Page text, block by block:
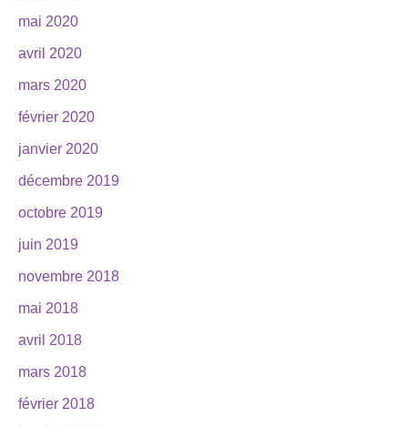
mai 2020
avril 2020
mars 2020
février 2020
janvier 2020
décembre 2019
octobre 2019
juin 2019
novembre 2018
mai 2018
avril 2018
mars 2018
février 2018